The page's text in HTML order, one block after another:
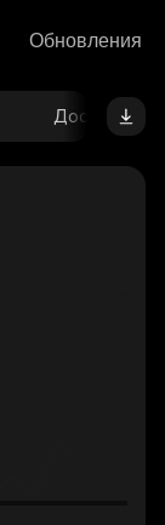
Обновления
Доступное